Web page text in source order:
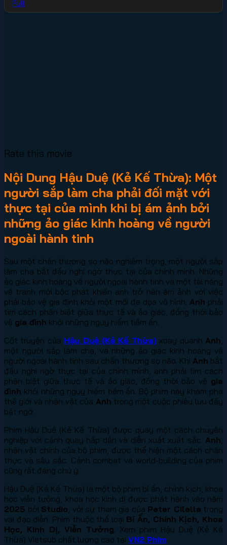
Full
Rate this movie
Nội Dung Hậu Duệ (Kẻ Kế Thừa): Một
người sắp làm cha phải đối mặt với
thực tại của mình khi bị ám ảnh bởi
những ảo giác kinh hoàng về người
ngoài hành tinh
Sau một chấn thương sọ não nghiêm trọng, một người sắp
làm cha bắt đầu nghi ngờ thực tại của chính mình. Những
ảo giác kinh hoàng về người ngoài hành tinh và một tài năng
vẽ tranh mới bộc phát khiến anh trở nên ám ảnh với việc
phải bảo vệ gia đình khỏi một mối đe dọa vô hình. Anh phải
tìm cách phân biệt giữa thực tế và ảo giác, đồng thời bảo
vệ gia đình khỏi những nguy hiểm tiềm ẩn.
Cốt truyện của Hậu Duệ (Kẻ Kế Thừa)xoay quanh Anh
một người sắp làm cha, và những ảo giác kinh hoàng về
người ngoài hành tinh sau chấn thương sọ não. Khi Anh bắt
đầu nghi ngờ thực tại của chính mình, anh phải tìm cách
phân biệt giữa thực tế và ảo giác, đồng thời bảo vệ gia
đình khỏi những nguy hiểm tiềm ẩn. Bộ phim này khám phá
thế giới và nhân vật của Anh trong một cuộc phiêu lưu đầy
bất ngờ.
Phim Hậu Duệ (Kẻ Kế Thừa) được quay một cách chuyên
nghiệp với cảnh quay hấp dẫn và diễn xuất xuất sắc. Anh
nhân vật chính của bộ phim, được thể hiện một cách chân
thực và sâu sắc. Cảnh combat và world-building của phim
cũng rất đáng chú ý.
Hậu Duệ (Kẻ Kế Thừa) là một bộ phim bí ẩn, chính kịch, khoa
học viễn tưởng, khoa học kinh dị được phát hành vào năm
2025 bởi Studio , với sự tham gia của Peter Cilella trong
vai đạo diễn. Phim thuộc thể loại Bí Ẩn, Chính Kịch, Khoa
Học, Kinh Dị, Viễn Tưởng. Xem phim Hậu Duệ (Kẻ Kế
Thừa) Vietsub chất lượng cao tại VN2 Phim.